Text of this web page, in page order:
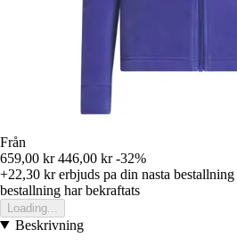
Från
659,00 kr 446,00 kr -32%
+22,30 krerbjuds pa din nasta bestallning
bestallning har bekraftats
Loading...
Beskrivning